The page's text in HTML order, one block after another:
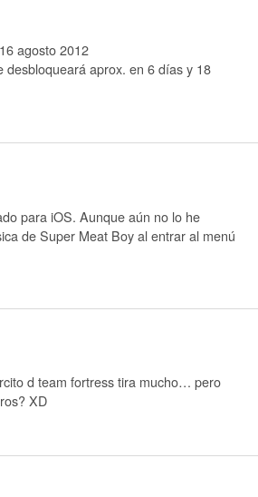
agosto 2012
desbloqueará aprox. en 6 días y 18
para iOS. Aunque aún no lo he
de Super Meat Boy al entrar al menú
d team fortress tira mucho… pero
XD